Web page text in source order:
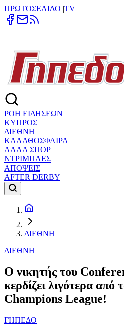
ΠΡΩΤΟΣΕΛΙΔΟ |TV
ΡΟΗ ΕΙΔΗΣΕΩΝ
ΚΥΠΡΟΣ
ΔΙΕΘΝΗ
ΚΑΛΑΘΟΣΦΑΙΡΑ
ΑΛΛΑ ΣΠΟΡ
ΝΤΡΙΜΠΛΕΣ
ΑΠΟΨΕΙΣ
AFTER DERBY
ΔΙΕΘΝΗ
ΔΙΕΘΝΗ
Ο νικητής του
κερδίζει λιγότερα από
Champions League!
ΓΗΠΕΔΟ